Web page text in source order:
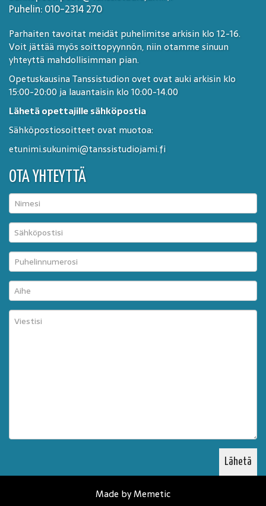
Puhelin: 010-2314 270
Parhaiten tavoitat meidät puhelimitse arkisin klo 12-16.
Voit jättää myös soittopyynnön, niin otamme sinuun
yhteyttä mahdollisimman pian.
Opetuskausina Tanssistudion ovet ovat auki arkisin klo
15:00-20:00 ja lauantaisin klo 10:00-14.00
Lähetä opettajille sähköpostia
Sähköpostiosoitteet ovat muotoa:
etunimi.sukunimi@tanssistudiojami.fi
OTA YHTEYTTÄ
Made by Memetic